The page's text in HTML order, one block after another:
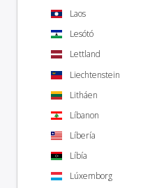
Laos
Lesótó
Lettland
Liechtenstein
Litháen
Líbanon
Líbería
Líbía
Lúxemborg